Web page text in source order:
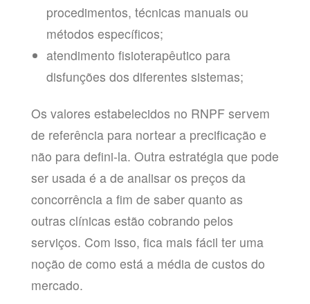
procedimentos, técnicas manuais ou
métodos específicos;
atendimento fisioterapêutico para
disfunções dos diferentes sistemas;
Os valores estabelecidos no RNPF servem
de referência para nortear a precificação e
não para defini-la. Outra estratégia que pode
ser usada é a de analisar os preços da
concorrência a fim de saber quanto as
outras clínicas estão cobrando pelos
serviços. Com isso, fica mais fácil ter uma
noção de como está a média de custos do
mercado.